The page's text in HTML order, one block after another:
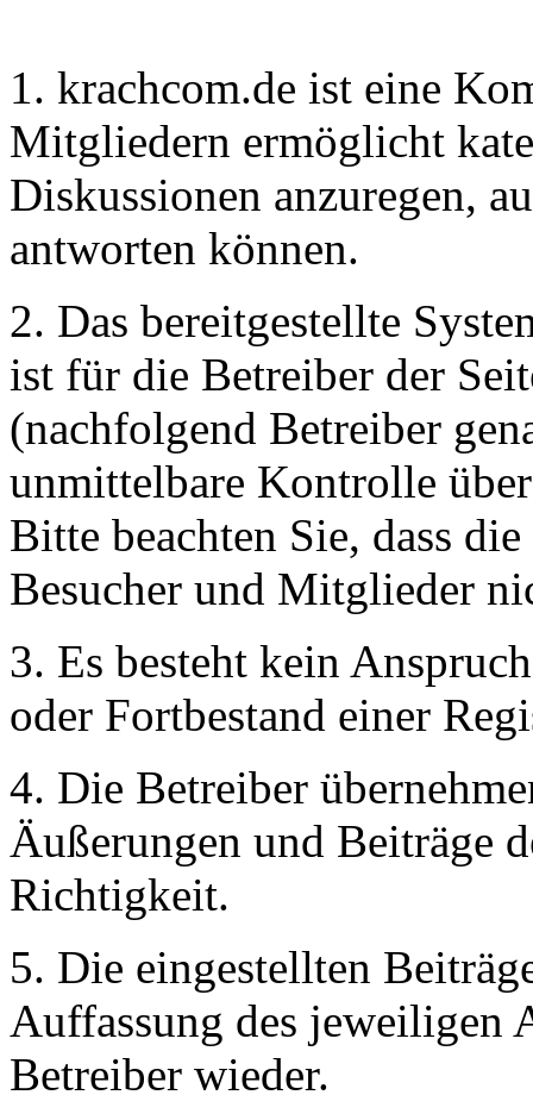
1. krachcom.de ist eine
Mitgliedern ermöglicht
Diskussionen anzuregen,
antworten können.
2. Das bereitgestellte
ist für die Betreiber der
(nachfolgend Betreiber
unmittelbare Kontrolle
Bitte beachten Sie, dass
Besucher und Mitglieder
3. Es besteht kein
oder Fortbestand einer
4. Die Betreiber
Äußerungen und Beiträge
Richtigkeit.
5. Die eingestellten
Auffassung des jeweiligen
Betreiber wieder.